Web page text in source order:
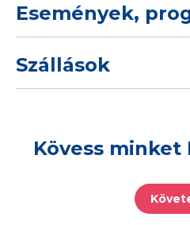
Események,
Szállások
Kövess minket